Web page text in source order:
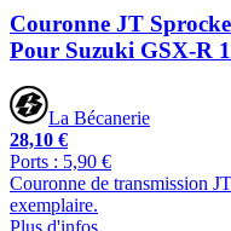
Couronne JT
Pour Suzuki GSX-R
La Bécanerie
28,10 €
Ports : 5,90 €
Couronne de transmission
exemplaire.